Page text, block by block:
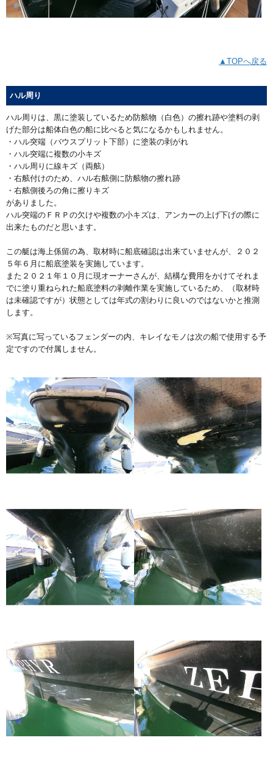
▲TOPへ戻る
ハル周り
ハル周りは、黒に塗装しているため防舷物（白色）の擦れ跡や塗料の剥
げた部分は船体白色の船に比べると気になるかもしれません。
・ハル突端（バウスプリット下部）に塗装の剥がれ
・ハル突端に複数の小キズ
・ハル周りに線キズ（両舷）
・右舷付けのため、ハル右舷側に防舷物の擦れ跡
・右舷側後ろの角に擦りキズ
がありました。
ハル突端のＦＲＰの欠けや複数の小キズは、アンカーの上げ下げの際に
出来たものだと思います。
この艇は海上係留の為、取材時に船底確認は出来ていませんが、２０２
５年６月に船底塗装を実施しています。
また２０２１年１０月に現オーナーさんが、結構な費用をかけてそれま
でに塗り重ねられた船底塗料の剥離作業を実施しているため、（取材時
は未確認ですが）状態としては年式の割わりに良いのではないかと推測
します。
※写真に写っているフェンダーの内、キレイなモノは次の船で使用する予
定ですので付属しません。